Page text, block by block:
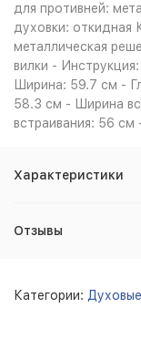
для противней:
духовки: откидная
металлическая
вилки -
Ширина: 59.7 см -
58.3 см - Ширина
встраивания: 56 см
Характеристики
Отзывы
Категории: